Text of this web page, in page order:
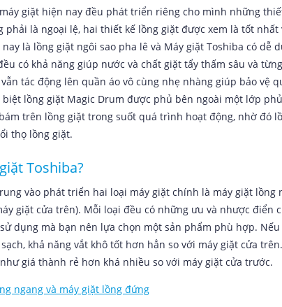
giặt hiện nay đều phát triển riêng cho mình những
phải là ngoại lệ, hai thiết kế lồng giặt được xem là tốt
là lồng giặt ngôi sao pha lê và Máy giặt Toshiba có dễ
có khả năng giúp nước và chất giặt tẩy thấm sâu và
tác động lên quần áo vô cùng nhẹ nhàng giúp bảo vệ
lồng giặt Magic Drum được phủ bên ngoài một lớp
trên lồng giặt trong suốt quá trình hoạt động, nhờ đó
thọ lồng giặt.
Toshiba?
vào phát triển hai loại máy giặt chính là máy giặt lồng
giặt cửa trên). Mỗi loại đều có những ưu và nhược điển
dụng mà bạn nên lựa chọn một sản phẩm phù hợp.
khả năng vắt khô tốt hơn hẳn so với máy giặt cửa
giá thành rẻ hơn khá nhiều so với máy giặt cửa trước.
ngang và máy giặt lồng đứng